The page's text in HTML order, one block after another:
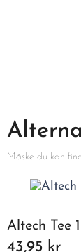
Måske du kan
Altech Tee
43,95 kr